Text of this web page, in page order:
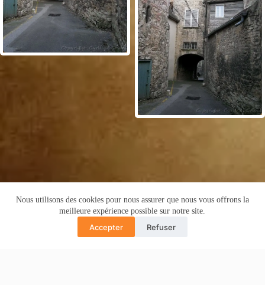
Nous utilisons des cookies pour nous assurer que nous vous offrons la
meilleure expérience possible sur notre site.
Accepter Refuser
Copyright © 2016 -Cyril de Grivel
PLAN DU SITE
MENTIONS LÉGALES
POLITIQUE CONFIDENTIALITÉ